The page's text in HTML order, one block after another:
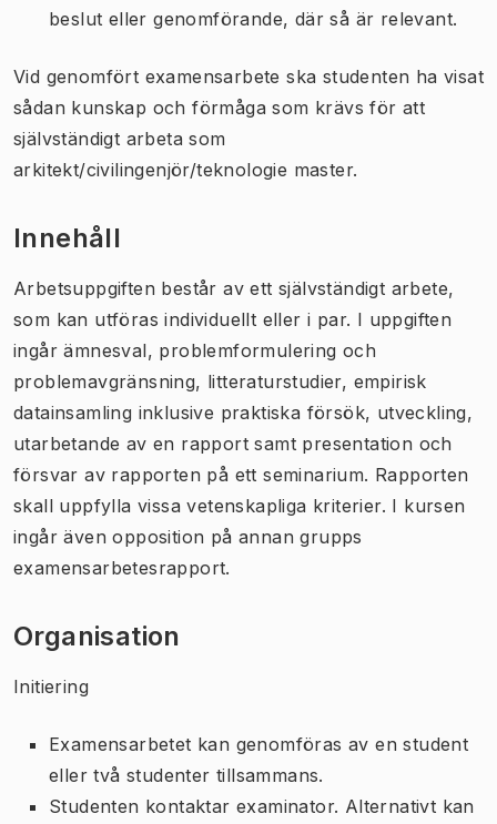
beslut eller genomförande, där så är relevant.
Vid genomfört examensarbete ska studenten ha visat
sådan kunskap och förmåga som krävs för att
självständigt arbeta som
arkitekt/civilingenjör/teknologie master.
Innehåll
Arbetsuppgiften består av ett självständigt arbete,
som kan utföras individuellt eller i par. I uppgiften
ingår ämnesval, problemformulering och
problemavgränsning, litteraturstudier, empirisk
datainsamling inklusive praktiska försök, utveckling,
utarbetande av en rapport samt presentation och
försvar av rapporten på ett seminarium. Rapporten
skall uppfylla vissa vetenskapliga kriterier. I kursen
ingår även opposition på annan grupps
examensarbetesrapport.
Organisation
Initiering
Examensarbetet kan genomföras av en student
eller två studenter tillsammans.
Studenten kontaktar examinator. Alternativt kan